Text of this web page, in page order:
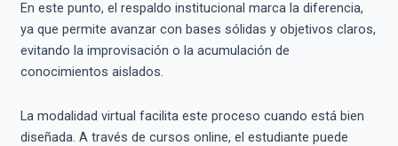
En este punto, el respaldo institucional marca la diferencia,
ya que permite avanzar con bases sólidas y objetivos claros,
evitando la improvisación o la acumulación de
conocimientos aislados.
La modalidad virtual facilita este proceso cuando está bien
diseñada. A través de cursos online, el estudiante puede